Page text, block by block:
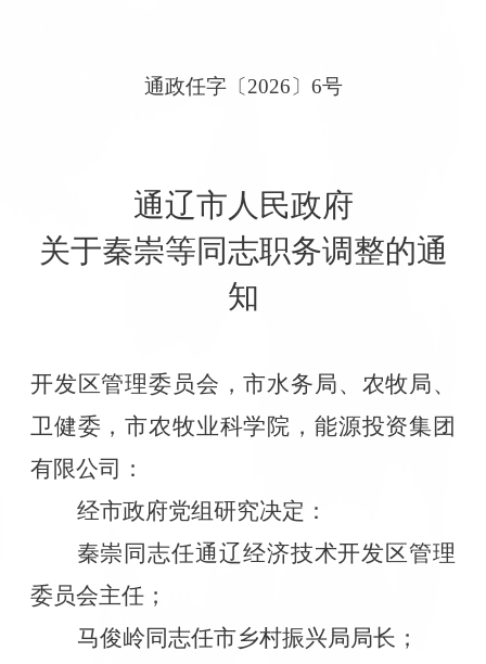
通政任字〔2026〕 6号
通辽市人民政府
关于秦崇等同志职务调整的通
知
开发区管理委员会，市水务局、农牧局、
卫健委，市农牧业科学院，能源投资集团
有限公司：
经市政府党组研究决定：
秦崇同志任通辽经济技术开发区管理
委员会主任；
马俊岭同志任市乡村振兴局局长；